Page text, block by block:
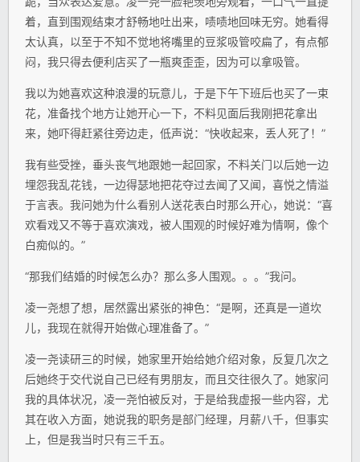
着，直到围观结束才舒畅地吐出来，啧啧地回味无穷。她看得
太认真，以至于不知不觉地将嘴里的豆浆吸管咬扁了，有点郁
闷，我只得去便利店买了一瓶爽歪歪，因为可以拿吸管。
我以为她喜欢这种浪漫的玩意儿，于是下午下班后也买了一束
花，准备找个地方让她开心一下，不料见面后我刚把花拿出
来，她吓得赶紧往旁边走，低声说：“快收起来，丢人死了！”
我有些受挫，垂头丧气地跟她一起回家，不料关门以后她一边
埋怨我乱花钱，一边得瑟地把花夺过去闻了又闻，喜悦之情溢
于言表。我问她为什么看别人送花表白时那么开心，她说：“喜
欢看戏又不等于喜欢演戏，被人围观的时候好难为情啊，像个
白痴似的。”
“那我们结婚的时候怎么办？那么多人围观。。。”我问。
凌一尧想了想，居然露出紧张的神色：“是啊，还真是一道坎
儿，我现在就得开始做心理准备了。”
凌一尧读研三的时候，她家里开始给她介绍对象，反复几次之
后她终于交代说自己已经有男朋友，而且交往很久了。她家问
我的具体状况，凌一尧怕被反对，于是给我虚报一些内容，尤
其在收入方面，她说我的职务是部门经理，月薪八千，但事实
上，但是我当时只有三千五。